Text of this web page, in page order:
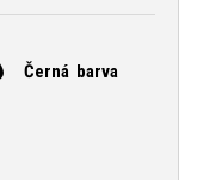
Černá barva